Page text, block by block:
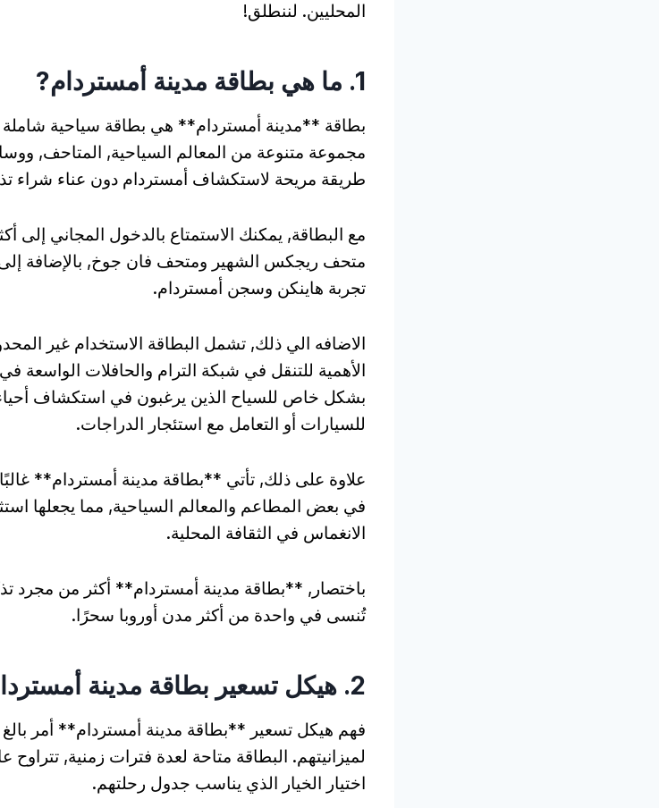
المحليين. لننطلق!
1. ما هي بطاقة مدينة أمستردام?
بطاقة **مدينة أمستردام** هي بطاقة سياحية شاملة
مجموعة متنوعة من المعالم السياحية, المتاحف,
طريقة مريحة لاستكشاف أمستردام دون عناء شراء
متحف ريجكس الشهير ومتحف فان جوخ, بالإضافة إلى
تجربة هاينكن وسجن أمستردام.
الاضافه الي ذلك, تشمل البطاقة الاستخدام غير
الأهمية للتنقل في شبكة الترام والحافلات الواسعة
بشكل خاص للسياح الذين يرغبون في استكشاف
للسيارات أو التعامل مع استئجار الدراجات.
علاوة على ذلك, تأتي **بطاقة مدينة أمستردام**
في بعض المطاعم والمعالم السياحية, مما يجعلها
الانغماس في الثقافة المحلية.
باختصار, **بطاقة مدينة أمستردام** أكثر من مجرد
تُنسى في واحدة من أكثر مدن أوروبا سحرًا.
2. هيكل تسعير بطاقة مدينة أمستردام
فهم هيكل تسعير **بطاقة مدينة أمستردام** أمر
اختيار الخيار الذي يناسب جدول رحلتهم.